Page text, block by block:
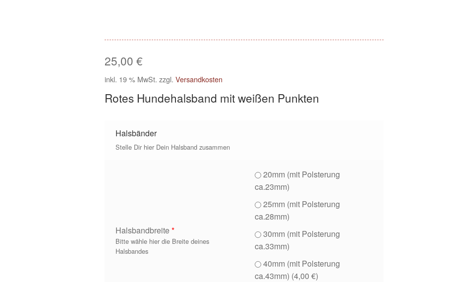
25,00 €
inkl. 19 % MwSt. zzgl. Versandkosten
Rotes Hundehalsband mit weißen Punkten
Halsbänder
Stelle Dir hier Dein Halsband zusammen
Halsbandbreite*
Bitte wähle hier die Breite deines
Halsbandes
20mm (mit Polsterung
ca.23mm)
25mm (mit Polsterung
ca.28mm)
30mm (mit Polsterung
ca.33mm)
40mm (mit Polsterung
ca.43mm) (4,00€)